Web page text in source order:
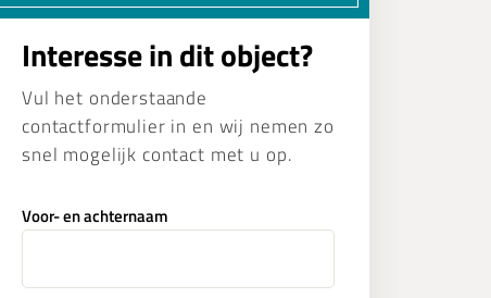
Interesse in dit object?
Vul het onderstaande
contactformulier in en wij nemen zo
snel mogelijk contact met u op.
Voor- en achternaam